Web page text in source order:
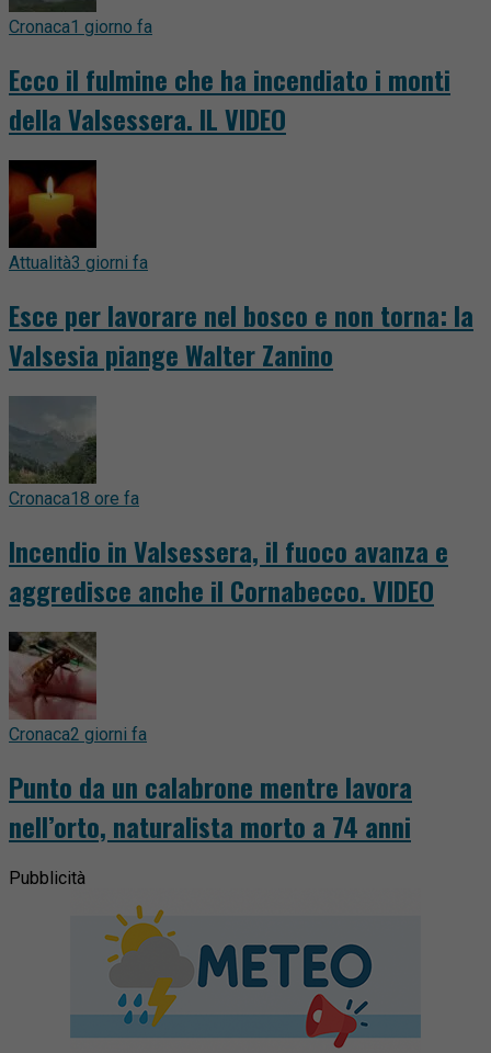
Cronaca1 giorno fa
Ecco il fulmine che ha incendiato i monti
della Valsessera. IL VIDEO
Attualità3 giorni fa
Esce per lavorare nel bosco e non torna: la
Valsesia piange Walter Zanino
Cronaca18 ore fa
Incendio in Valsessera, il fuoco avanza e
aggredisce anche il Cornabecco. VIDEO
Cronaca2 giorni fa
Punto da un calabrone mentre lavora
nell’orto, naturalista morto a 74 anni
Pubblicità